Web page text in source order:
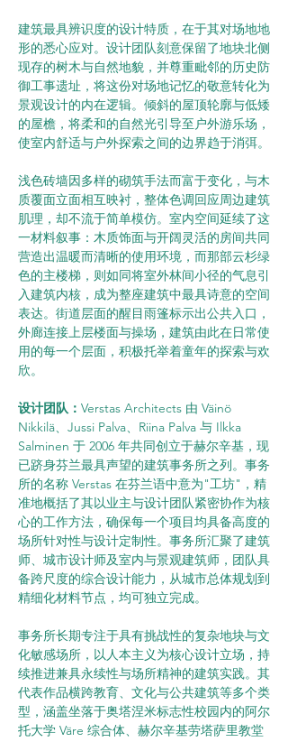
建筑最具辨识度的设计特质，在于其对场地地
形的悉心应对。设计团队刻意保留了地块北侧
现存的树木与自然地貌，并尊重毗邻的历史防
御工事遗址，将这份对场地记忆的敬意转化为
景观设计的内在逻辑。倾斜的屋顶轮廓与低矮
的屋檐，将柔和的自然光引导至户外游乐场，
使室内舒适与户外探索之间的边界趋于消弭。
浅色砖墙因多样的砌筑手法而富于变化，与木
质覆面立面相互映衬，整体色调回应周边建筑
肌理，却不流于简单模仿。室内空间延续了这
一材料叙事：木质饰面与开阔灵活的房间共同
营造出温暖而清晰的使用环境，而那部云杉绿
色的主楼梯，则如同将室外林间小径的气息引
入建筑内核，成为整座建筑中最具诗意的空间
表达。街道层面的醒目雨篷标示出公共入口，
外廊连接上层楼面与操场，建筑由此在日常使
用的每一个层面，积极托举着童年的探索与欢
欣。
设计团队： Verstas Architects 由 Väinö
Nikkilä、Jussi Palva、Riina Palva 与 Ilkka
Salminen 于 2006 年共同创立于赫尔辛基，现
已跻身芬兰最具声望的建筑事务所之列。事务
所的名称 Verstas 在芬兰语中意为"工坊"，精
准地概括了其以业主与设计团队紧密协作为核
心的工作方法，确保每一个项目均具备高度的
场所针对性与设计定制性。事务所汇聚了建筑
师、城市设计师及室内与景观建筑师，团队具
备跨尺度的综合设计能力，从城市总体规划到
精细化材料节点，均可独立完成。
事务所长期专注于具有挑战性的复杂地块与文
化敏感场所，以人本主义为核心设计立场，持
续推进兼具永续性与场所精神的建筑实践。其
代表作品横跨教育、文化与公共建筑等多个类
型，涵盖坐落于奥塔涅米标志性校园内的阿尔
托大学 Väre 综合体、赫尔辛基劳塔萨里教堂